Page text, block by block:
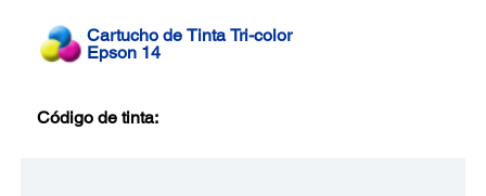
Cartucho de Tinta Tri-color
Epson 14
Código de tinta: